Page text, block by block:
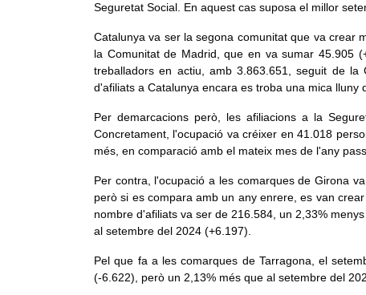
Seguretat Social. En aquest cas suposa el millor
Catalunya va ser la segona comunitat que va crear
la Comunitat de Madrid, que en va sumar 45.905
treballadors en actiu, amb 3.863.651, seguit de
d'afiliats a Catalunya encara es troba una mica lluny
Per demarcacions però, les afiliacions a la
Concretament, l'ocupació va créixer en 41.018
més, en comparació amb el mateix mes de l'any
Per contra, l'ocupació a les comarques de Girona
però si es compara amb un any enrere, es van
nombre d'afiliats va ser de 216.584, un 2,33%
al setembre del 2024 (+6.197).
Pel que fa a les comarques de Tarragona, el
(-6.622), però un 2,13% més que al setembre del